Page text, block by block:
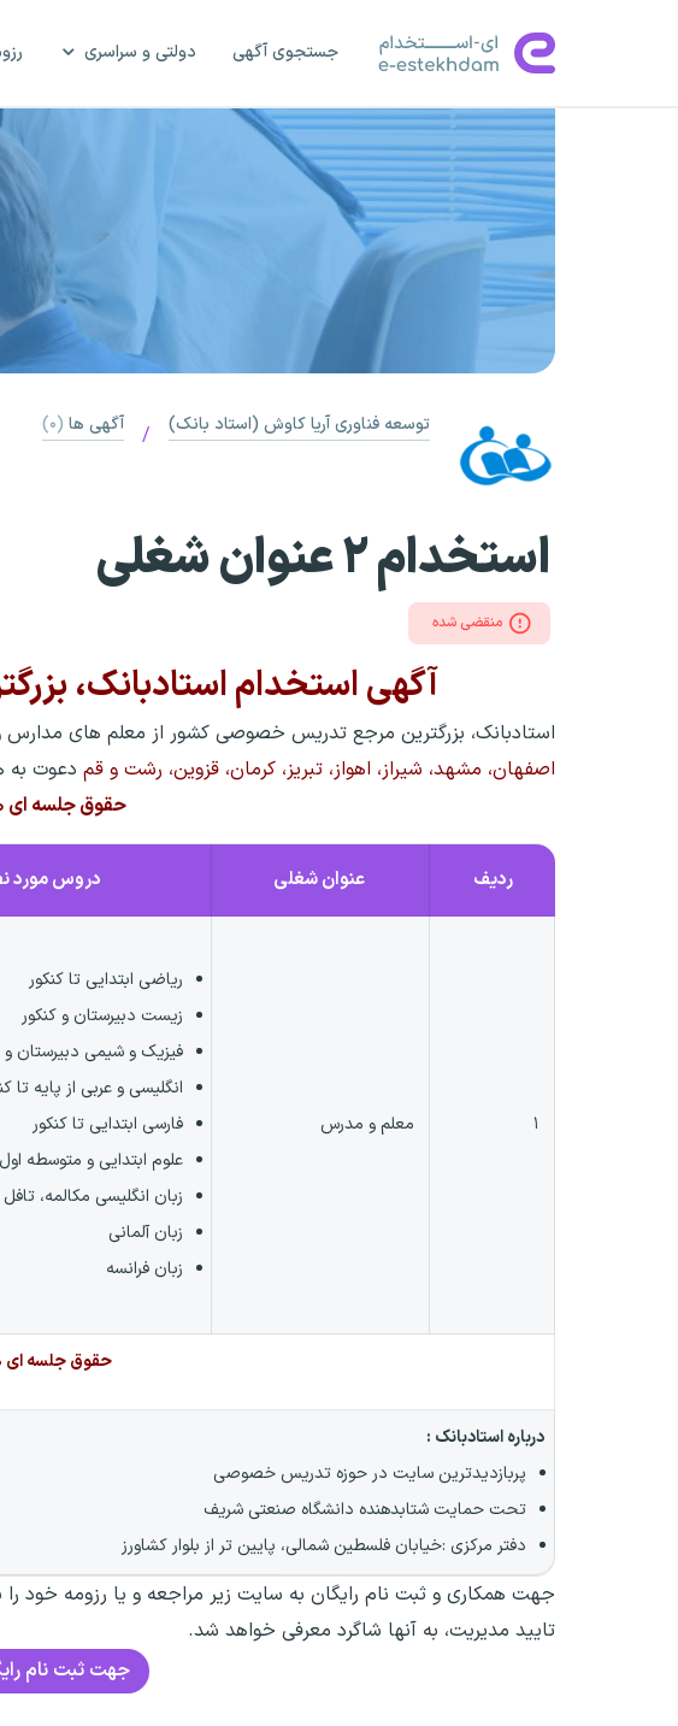
جستجوی آگهی دولتی و سراسری
توسعه فناوری آریا کاوش (استاد بانک) / آگهی ها (۰)
استخدام ۲ عنوان شغلی
منقضی شده
آگهی استخدام استادبانک،
استادبانک، بزرگترین مرجع تدریس خصوصی کشور از معلم های
اصفهان، مشهد، شیراز، اهواز، تبریز، کرمان، قزوین، رشت و قم دعوت به
حقوق جلسه ای ۵۰ تا ۱۵۰ هزار تومان
ردیف عنوان شغلی دروس مورد
معلم و مدرس
ریاضی ابتدایی تا کنکور
زیست دبیرستان و کنکور
فیزیک و شیمی دبیرستان و
انگلیسی و عربی از پایه تا
فارسی ابتدایی تا کنکور
علوم ابتدایی و متوسطه اول
زبان انگلیسی مکالمه،
زبان آلمانی
زبان فرانسه
حقوق جلسه ای ۵۰ تا ۱۵۰ هزار تومان
درباره استادبانک :
پربازدیدترین سایت در حوزه تدریس خصوصی
تحت حمایت شتابدهنده دانشگاه صنعتی شریف
دفتر مرکزی :خیابان فلسطین شمالی، پایین تر از بلوار کشاورز
جهت همکاری و ثبت نام رایگان به سایت زیر مراجعه و یا رزومه خود
تایید مدیریت، به آنها شاگرد معرفی خواهد شد.
جهت ثبت نام